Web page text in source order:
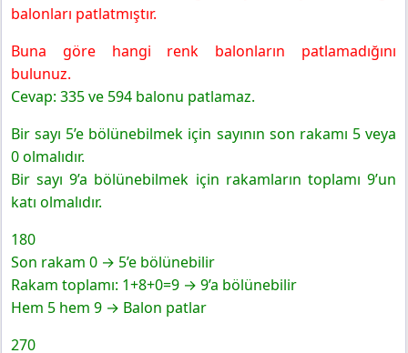
balonları patlatmıştır.
Buna göre hangi renk balonların patlamadığını
bulunuz.
Cevap: 335 ve 594 balonu patlamaz.
Bir sayı 5’e bölünebilmek için sayının son rakamı 5 veya
0 olmalıdır.
Bir sayı 9’a bölünebilmek için rakamların toplamı 9’un
katı olmalıdır.
180
Son rakam 0 → 5’e bölünebilir
Rakam toplamı: 1+8+0=9 → 9’a bölünebilir
Hem 5 hem 9 → Balon patlar
270